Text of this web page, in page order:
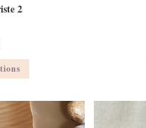
2
Ce
a
variations.
Les
options